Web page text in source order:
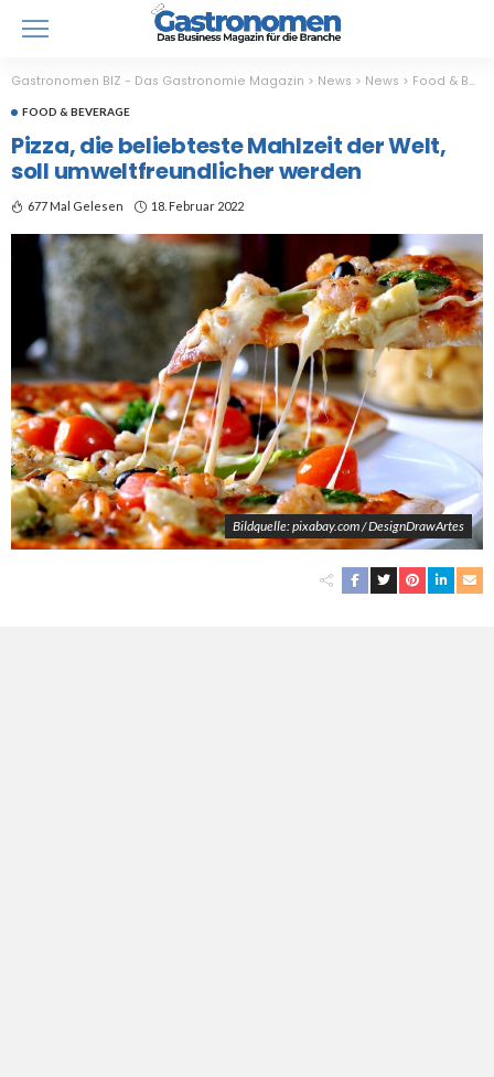
Gastronomen BIZ - Das Gastronomie Magazin > News > News > Food & Beverage
FOOD & BEVERAGE
Pizza, die beliebteste Mahlzeit der Welt,
soll umweltfreundlicher werden
677 Mal Gelesen 18. Februar 2022
Bildquelle: pixabay.com / DesignDrawArtes